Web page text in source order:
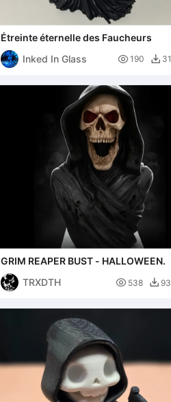
Étreinte éternelle des Faucheurs
Inked In Glass
 190  31
GRIM REAPER BUST - HALLOWEEN.
TRXDTH
 538  93